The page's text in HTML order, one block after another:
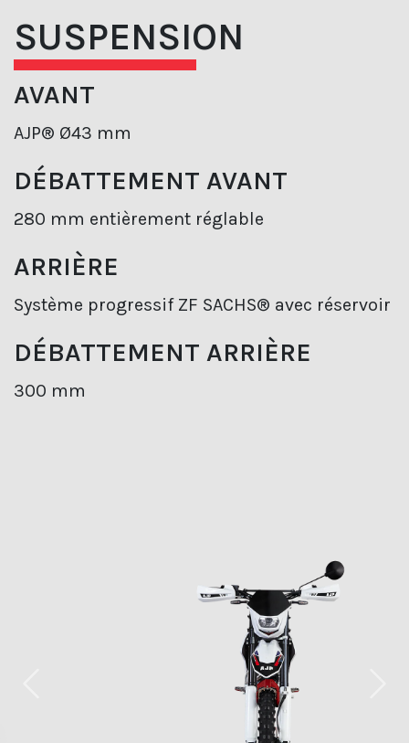
SUSPENSION
AVANT
AJP® Ø43 mm
DÉBATTEMENT AVANT
280 mm entièrement réglable
ARRIÈRE
Système progressif ZF SACHS® avec réservoir
DÉBATTEMENT ARRIÈRE
300 mm